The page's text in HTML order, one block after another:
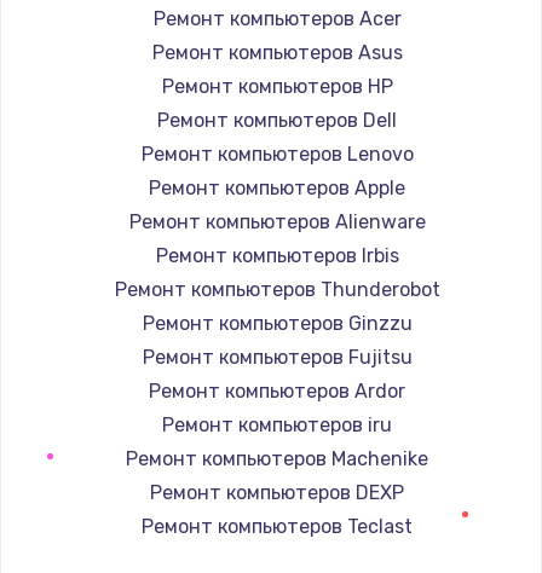
1950 руб.
Заказать
Замена материнской платы
1730 руб.
Заказать
Ремонт компьютеров Acer
Ремонт компьютеров Asus
Ремонт компьютеров HP
Ремонт компьютеров Dell
Ремонт компьютеров Lenovo
Ремонт компьютеров Apple
Ремонт компьютеров Alienware
Ремонт компьютеров Irbis
Ремонт компьютеров Thunderobot
Ремонт компьютеров Ginzzu
Ремонт компьютеров Fujitsu
Ремонт компьютеров Ardor
Ремонт компьютеров iru
Ремонт компьютеров Machenike
Ремонт компьютеров DEXP
Ремонт компьютеров Teclast